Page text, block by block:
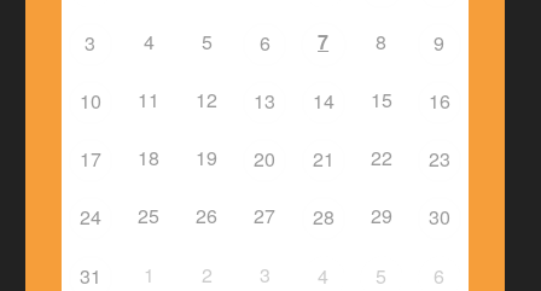
3 4 5 6 7 8 9
10 11 12 13 14 15 16
17 18 19 20 21 22 23
24 25 26 27 28 29 30
31 1 2 3 4 5 6